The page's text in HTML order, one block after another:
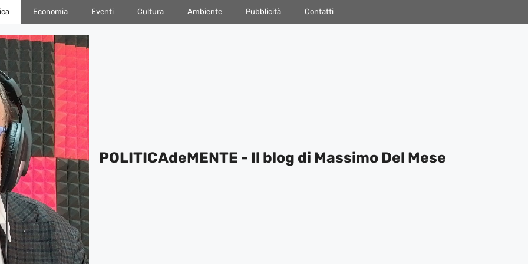
Economia Eventi Cultura Ambiente Pubblicità Contatti
POLITICAdeMENTE - Il blog di Massimo Del Mese